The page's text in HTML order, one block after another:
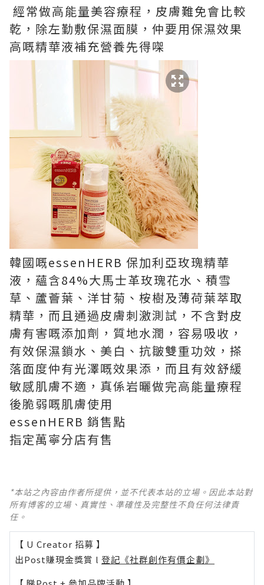
經常做高能量美容療程，皮膚難免會比較
乾，除左勤敷保濕面膜，仲要用保濕效果
高嘅精華液補充營養先得㗎
韓國嘅essenHERB 保加利亞玫瑰精華
液，蘊含84%大馬士革玫瑰花水、積雪
草、蘆薈葉、洋甘菊、桉樹及薄荷葉萃取
精華，而且通過皮膚刺激測試，不含對皮
膚有害嘅添加劑，質地水潤，容易吸收，
有效保濕鎖水、美白、抗皺雙重功效，搽
落面度仲有光澤嘅效果添，而且有效舒緩
敏感肌膚不適，真係岩曬做完高能量療程
後脆弱嘅肌膚使用
essenHERB 銷售點
指定萬寧分店有售
*本站之內容由作者所提供，並不代表本站的立場。因此本站對
所有博客的立場、真實性、準確性及完整性不負任何法律責
任。
【 U Creator 招募 】
出Post賺現金獎賞 l 登記《社群創作有價企劃》